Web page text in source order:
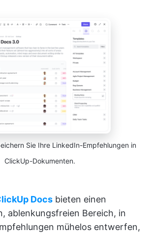
Sie Ihre LinkedIn-Empfehlungen in
ClickUp-Dokumenten.
Docs bieten einen
ablenkungsfreien Bereich, in
mühelos entwerfen,